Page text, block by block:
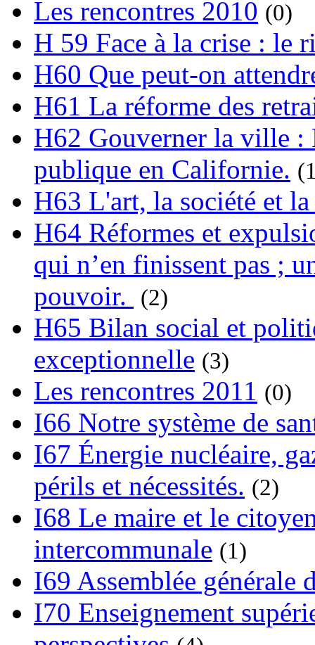
Les rencontres 2010 (0)
H 59 Face à la crise : le
H60 Que peut-on
H61 La réforme des
H62 Gouverner la ville :
publique en Californie.
H63 L'art, la société et
H64 Réformes et
qui n’en finissent pas ;
pouvoir.
(2)
H65 Bilan social et
exceptionnelle (3)
Les rencontres 2011 (0)
I66 Notre système de
I67 Énergie nucléaire,
périls et nécessités. (2)
I68 Le maire et le
intercommunale (1)
I69 Assemblée générale
I70 Enseignement